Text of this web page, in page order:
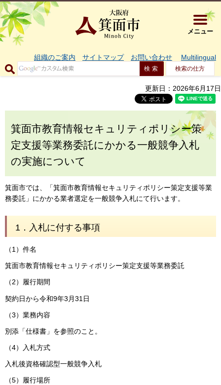
大阪府箕
メニュー
組織のご案内 サイトマップ お問い合わせ Multilingual
検索の仕方
更新日：2026年6月17日
箕面市教育情報セキュリティポリシー策
定支援等業務委託にかかる一般競争入札
の実施について
箕面市では、「箕面市教育情報セキュリティポリシー策定支援等業
務委託」にかかる業者選定を一般競争入札にて行います。
1．入札に付する事項
（1）件名
箕面市教育情報セキュリティポリシー策定支援等業務委託
（2）履行期間
契約日から令和9年3月31日
（3）業務内容
別添「仕様書」を参照のこと。
（4）入札方式
入札後資格確認型一般競争入札
（5）履行場所